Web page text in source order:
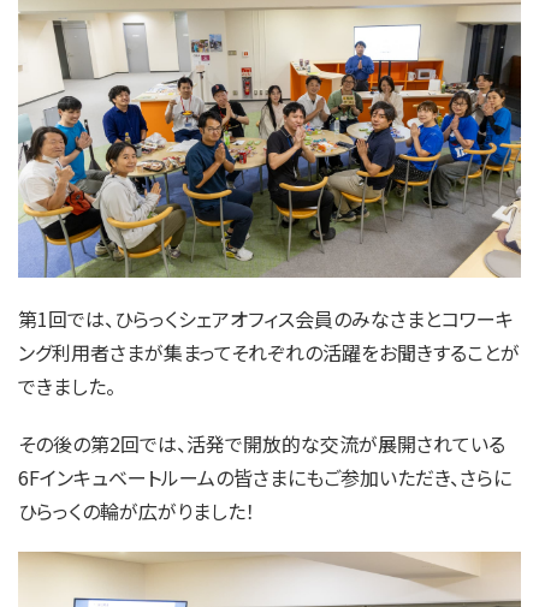
第1回では、ひらっくシェアオフィス会員のみなさまとコワーキ
ング利用者さまが集まってそれぞれの活躍をお聞きすることが
できました。
その後の第2回では、活発で開放的な交流が展開されている
6Fインキュベートルームの皆さまにもご参加いただき、さらに
ひらっくの輪が広がりました！